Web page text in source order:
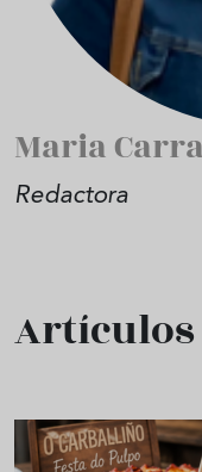
Maria
Redactora